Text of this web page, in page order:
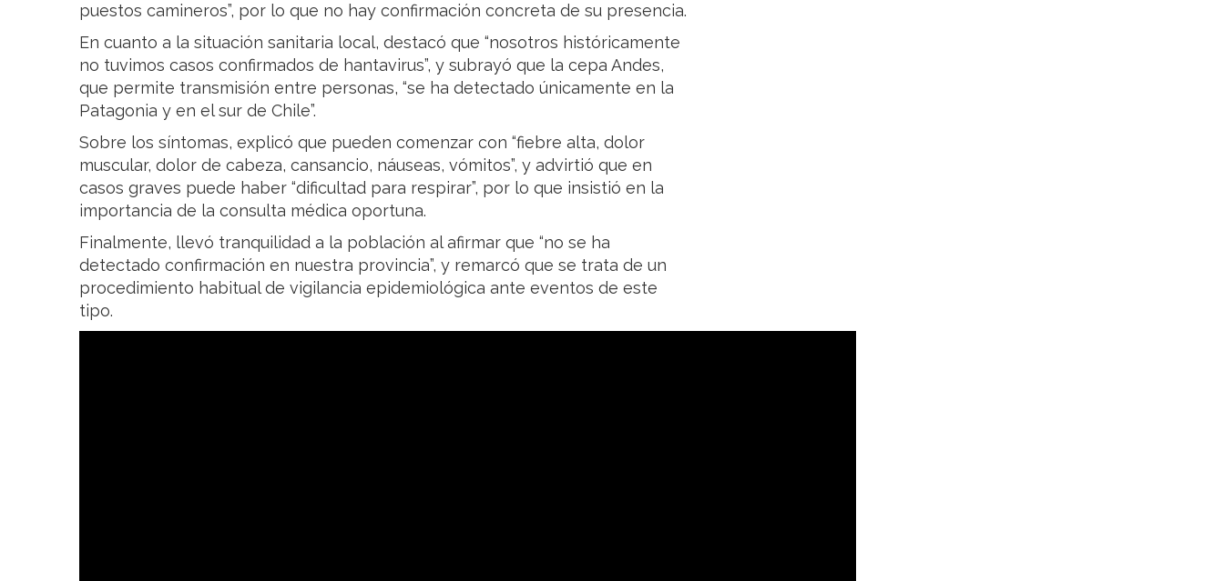
puestos camineros”, por lo que no hay confirmación concreta de su presencia.
En cuanto a la situación sanitaria local, destacó que “nosotros históricamente
no tuvimos casos confirmados de hantavirus”, y subrayó que la cepa Andes,
que permite transmisión entre personas, “se ha detectado únicamente en la
Patagonia y en el sur de Chile”.
Sobre los síntomas, explicó que pueden comenzar con “fiebre alta, dolor
muscular, dolor de cabeza, cansancio, náuseas, vómitos”, y advirtió que en
casos graves puede haber “dificultad para respirar”, por lo que insistió en la
importancia de la consulta médica oportuna.
Finalmente, llevó tranquilidad a la población al afirmar que “no se ha
detectado confirmación en nuestra provincia”, y remarcó que se trata de un
procedimiento habitual de vigilancia epidemiológica ante eventos de este
tipo.